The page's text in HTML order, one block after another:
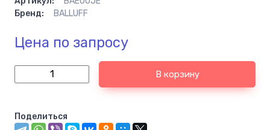
Бренд:
BALLUFF
Цена по запросу
В корзину
Поделиться